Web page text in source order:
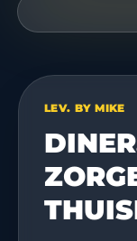
LEV. BY MIKE